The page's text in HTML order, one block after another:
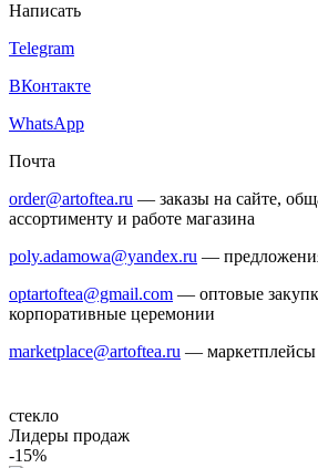
Написать
Telegram
ВКонтакте
WhatsApp
Почта
order@artoftea.ru — заказы на сайте,
ассортименту и работе магазина
poly.adamowa@yandex.ru —
optartoftea@gmail.com — оптовые
корпоративные церемонии
marketplace@artoftea.ru — маркетплейсы
стекло
Лидеры продаж
-15%